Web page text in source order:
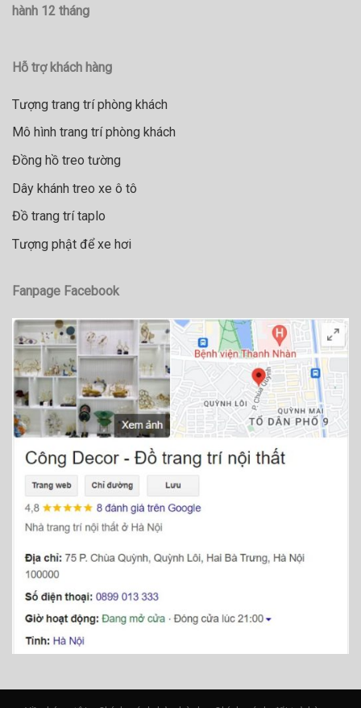
hành 12 tháng
Hỗ trợ khách hàng
Tượng trang trí phòng khách
Mô hình trang trí phòng khách
Đồng hồ treo tường
Dây khánh treo xe ô tô
Đồ trang trí taplo
Tượng phật để xe hơi
Fanpage Facebook